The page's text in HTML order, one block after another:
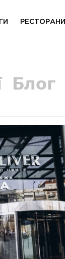
РЕСТОРАНИ
Блог